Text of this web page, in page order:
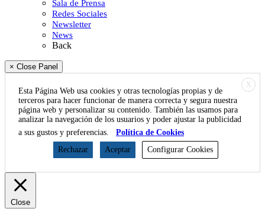
Sala de Prensa
Redes Sociales
Newsletter
News
Back
× Close Panel
X
Esta Página Web usa cookies y otras tecnologías propias y de
terceros para hacer funcionar de manera correcta y segura nuestra
página web y personalizar su contenido. También las usamos para
analizar la navegación de los usuarios y poder ajustar la publicidad
a sus gustos y preferencias.
Política de Cookies
Rechazar
Aceptar Configurar Cookies
Close